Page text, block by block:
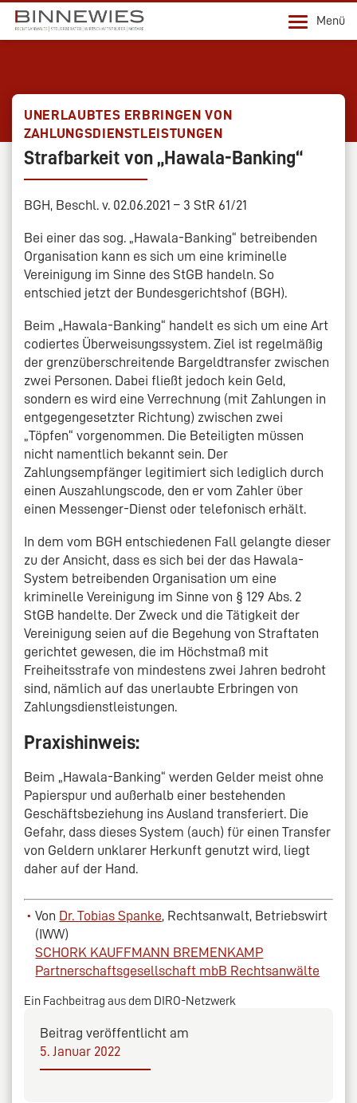
Menü
UNERLAUBTES ERBRINGEN VON
ZAHLUNGSDIENSTLEISTUNGEN
Strafbarkeit von „Hawala-Banking“
BGH, Beschl. v. 02.06.2021 – 3 StR 61/21
Bei einer das sog. „Hawala-Banking“ betreibenden
Organisation kann es sich um eine kriminelle
Vereinigung im Sinne des StGB handeln. So
entschied jetzt der Bundesgerichtshof (BGH).
Beim „Hawala-Banking“ handelt es sich um eine Art
codiertes Überweisungssystem. Ziel ist regelmäßig
der grenzüberschreitende Bargeldtransfer zwischen
zwei Personen. Dabei fließt jedoch kein Geld,
sondern es wird eine Verrechnung (mit Zahlungen in
entgegengesetzter Richtung) zwischen zwei
„Töpfen“ vorgenommen. Die Beteiligten müssen
nicht namentlich bekannt sein. Der
Zahlungsempfänger legitimiert sich lediglich durch
einen Auszahlungscode, den er vom Zahler über
einen Messenger-Dienst oder telefonisch erhält.
In dem vom BGH entschiedenen Fall gelangte dieser
zu der Ansicht, dass es sich bei der das Hawala-
System betreibenden Organisation um eine
kriminelle Vereinigung im Sinne von § 129 Abs. 2
StGB handelte. Der Zweck und die Tätigkeit der
Vereinigung seien auf die Begehung von Straftaten
gerichtet gewesen, die im Höchstmaß mit
Freiheitsstrafe von mindestens zwei Jahren bedroht
sind, nämlich auf das unerlaubte Erbringen von
Zahlungsdienstleistungen.
Praxishinweis:
Beim „Hawala-Banking“ werden Gelder meist ohne
Papierspur und außerhalb einer bestehenden
Geschäftsbeziehung ins Ausland transferiert. Die
Gefahr, dass dieses System (auch) für einen Transfer
von Geldern unklarer Herkunft genutzt wird, liegt
daher auf der Hand.
Von Dr. Tobias Spanke, Rechtsanwalt, Betriebswirt
(IWW)
SCHORK KAUFFMANN BREMENKAMP
Partnerschaftsgesellschaft mbB Rechtsanwälte
Ein Fachbeitrag aus dem DIRO-Netzwerk
Beitrag veröffentlicht am
5. Januar 2022